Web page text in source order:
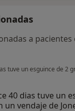
a
tuve un esguince de 2
40 dias tuve un
un vendaje de